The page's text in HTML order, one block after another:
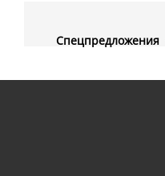
Спецпредложения